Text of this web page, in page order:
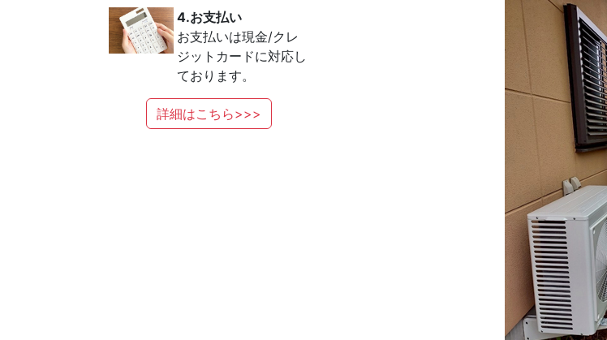
4.お支払い
お支払いは現金/クレ
ジットカードに対応し
ております。
詳細はこちら>>>